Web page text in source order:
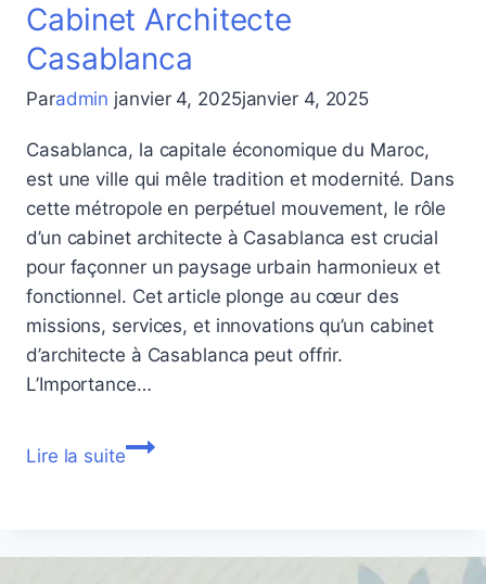
Cabinet Architecte
Casablanca
Paradmin janvier 4, 2025janvier 4, 2025
Casablanca, la capitale économique du Maroc,
est une ville qui mêle tradition et modernité. Dans
cette métropole en perpétuel mouvement, le rôle
d’un cabinet architecte à Casablanca est crucial
pour façonner un paysage urbain harmonieux et
fonctionnel. Cet article plonge au cœur des
missions, services, et innovations qu’un cabinet
d’architecte à Casablanca peut offrir.
L’Importance…
Lire la suiteCabinet